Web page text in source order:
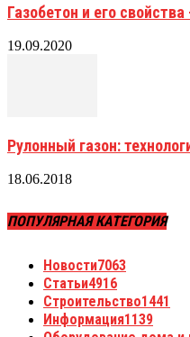
Газобетон и его
19.09.2020
Рулонный газон:
18.06.2018
ПОПУЛЯРНАЯ КАТЕГОРИЯ
Новости7063
Статьи4916
Строительство1441
Информация1139